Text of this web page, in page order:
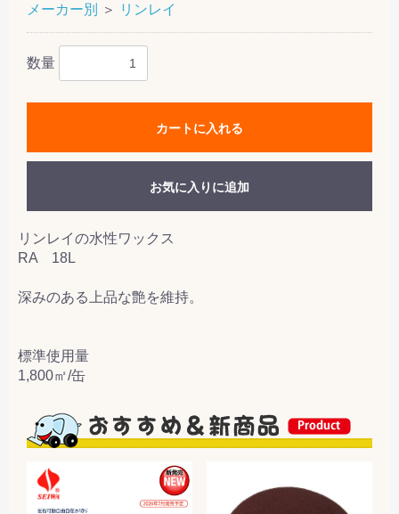
メーカー別
＞ リンレイ
数量
カートに入れる
お気に入りに追加
リンレイの水性ワックス
RA 18L
深みのある上品な艶を維持。
標準使用量
1,800㎡/缶